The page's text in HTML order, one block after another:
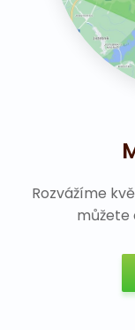
Rozvážíme
můžete